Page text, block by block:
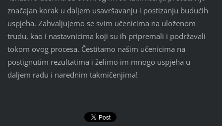
značajan korak u daljem usavršavanju i postizanju budućih
uspjeha. Zahvaljujemo se svim učenicima na uloženom
trudu, kao i nastavnicima koji su ih pripremali i podržavali
tokom ovog procesa. Čestitamo našim učenicima na
postignutim rezultatima i želimo im mnogo uspjeha u
daljem radu i narednim takmičenjima!